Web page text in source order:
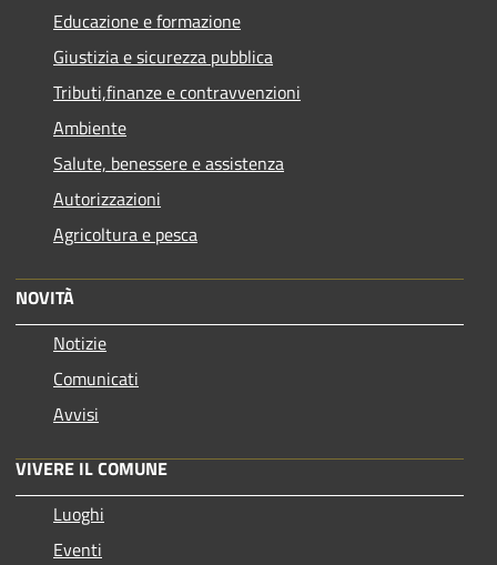
Educazione e formazione
Giustizia e sicurezza pubblica
Tributi,finanze e contravvenzioni
Ambiente
Salute, benessere e assistenza
Autorizzazioni
Agricoltura e pesca
NOVITÀ
Notizie
Comunicati
Avvisi
VIVERE IL COMUNE
Luoghi
Eventi